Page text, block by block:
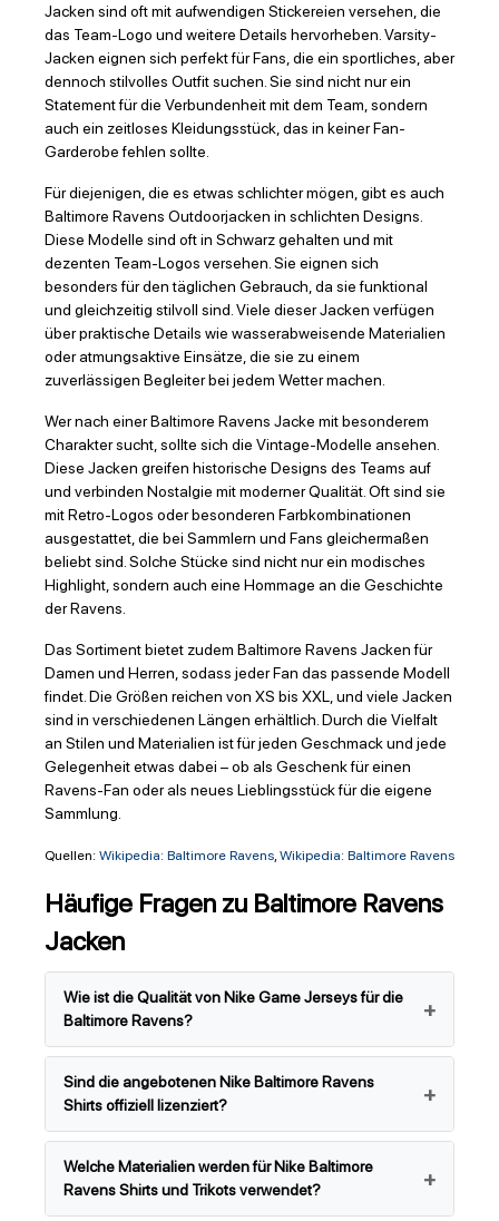
Jacken sind oft mit aufwendigen Stickereien versehen, die
das Team-Logo und weitere Details hervorheben. Varsity-
Jacken eignen sich perfekt für Fans, die ein sportliches, aber
dennoch stilvolles Outfit suchen. Sie sind nicht nur ein
Statement für die Verbundenheit mit dem Team, sondern
auch ein zeitloses Kleidungsstück, das in keiner Fan-
Garderobe fehlen sollte.
Für diejenigen, die es etwas schlichter mögen, gibt es auch
Baltimore Ravens Outdoorjacken in schlichten Designs.
Diese Modelle sind oft in Schwarz gehalten und mit
dezenten Team-Logos versehen. Sie eignen sich
besonders für den täglichen Gebrauch, da sie funktional
und gleichzeitig stilvoll sind. Viele dieser Jacken verfügen
über praktische Details wie wasserabweisende Materialien
oder atmungsaktive Einsätze, die sie zu einem
zuverlässigen Begleiter bei jedem Wetter machen.
Wer nach einer Baltimore Ravens Jacke mit besonderem
Charakter sucht, sollte sich die Vintage-Modelle ansehen.
Diese Jacken greifen historische Designs des Teams auf
und verbinden Nostalgie mit moderner Qualität. Oft sind sie
mit Retro-Logos oder besonderen Farbkombinationen
ausgestattet, die bei Sammlern und Fans gleichermaßen
beliebt sind. Solche Stücke sind nicht nur ein modisches
Highlight, sondern auch eine Hommage an die Geschichte
der Ravens.
Das Sortiment bietet zudem Baltimore Ravens Jacken für
Damen und Herren, sodass jeder Fan das passende Modell
findet. Die Größen reichen von XS bis XXL, und viele Jacken
sind in verschiedenen Längen erhältlich. Durch die Vielfalt
an Stilen und Materialien ist für jeden Geschmack und jede
Gelegenheit etwas dabei – ob als Geschenk für einen
Ravens-Fan oder als neues Lieblingsstück für die eigene
Sammlung.
Quellen: Wikipedia: Baltimore Ravens, Wikipedia: Baltimore Ravens
Häufige Fragen zu Baltimore Ravens
Jacken
Wie ist die Qualität von Nike Game Jerseys für die
Baltimore Ravens?
Sind die angebotenen Nike Baltimore Ravens
Shirts offiziell lizenziert?
Welche Materialien werden für Nike Baltimore
Ravens Shirts und Trikots verwendet?